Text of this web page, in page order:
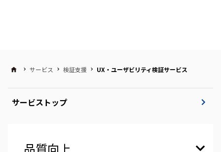
サービス 検証支援 UX・ユーザビリティ検証サービス
サービストップ
品質向上